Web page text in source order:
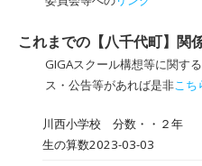
これまでの【八千代町】関
GIGAスクール構想等に関する
ス・公告等があれば是非こち
川西小学校 分数・・２年
生の算数2023-03-03